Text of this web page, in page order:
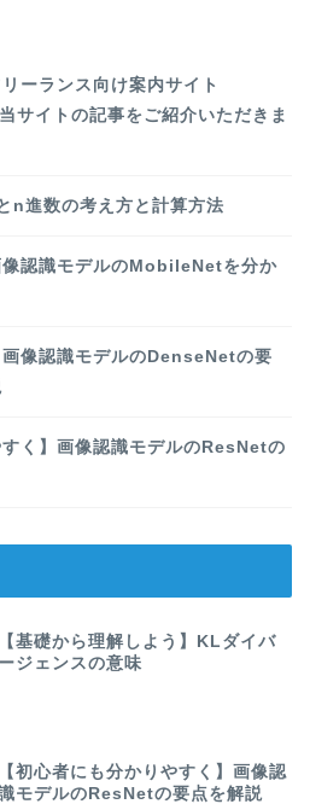
ーランス向け案内サイト
サイトの記事をご紹介いただきま
n進数の考え方と計算方法
像認識モデルのMobileNetを分か
画像認識モデルのDenseNetの要
すく】画像認識モデルのResNetの
【基礎から理解しよう】KLダイバ
ージェンスの意味
【初心者にも分かりやすく】画像認
モデルのResNetの要点を解説